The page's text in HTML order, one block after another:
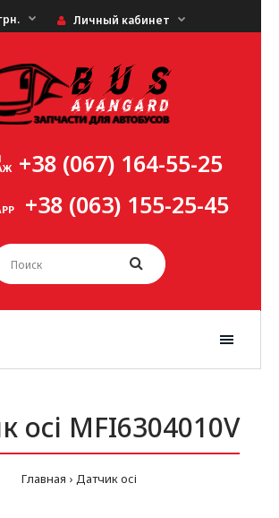
Личный кабинет
+38 (067) 164-55-25
+38 (063) 155-25-45
осі MFI6304010V
Главная Датчик осі